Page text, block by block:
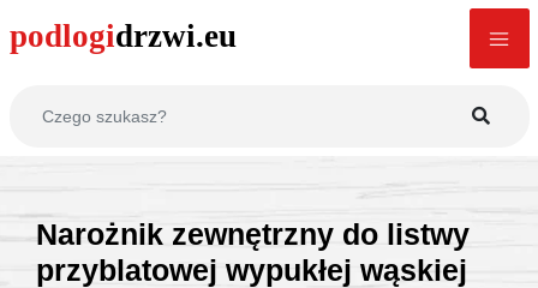
Narożnik zewnętrzny do listwy
przyblatowej wypukłej wąskiej